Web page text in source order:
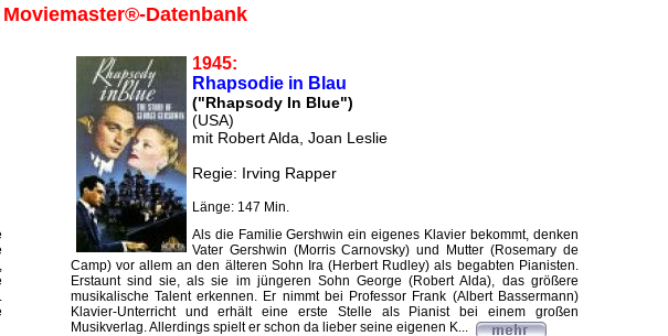
Datenbank
1945:
Rhapsodie in Blau
("Rhapsody In Blue")
(USA)
mit Robert Alda, Joan Leslie
Regie: Irving Rapper
Länge: 147 Min.
Als die Familie Gershwin ein eigenes Klavier bekommt, denken
Vater Gershwin (Morris Carnovsky) und Mutter (Rosemary de
Camp) vor allem an den älteren Sohn Ira (Herbert Rudley) als begabten Pianisten.
Erstaunt sind sie, als sie im jüngeren Sohn George (Robert Alda), das größere
musikalische Talent erkennen. Er nimmt bei Professor Frank (Albert Bassermann)
Klavier-Unterricht und erhält eine erste Stelle als Pianist bei einem großen
Musikverlag. Allerdings spielt er schon da lieber seine eigenen K...